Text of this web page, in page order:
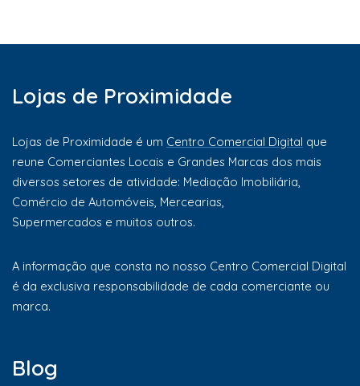
Lojas de Proximidade
Lojas de Proximidade é um Centro Comercial Digital que
reune Comerciantes Locais e Grandes Marcas dos mais
diversos setores de atividade: Mediação Imobiliária,
Comércio de Automóveis, Mercearias,
Supermercados e muitos outros.
A informação que consta no nosso Centro Comercial Digital
é da exclusiva responsabilidade de cada comerciante ou
marca.
Blog